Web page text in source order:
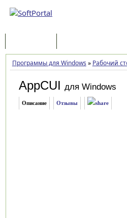
Программы для Windows » Рабочий
AppCUI для Windows
Описание Отзывы